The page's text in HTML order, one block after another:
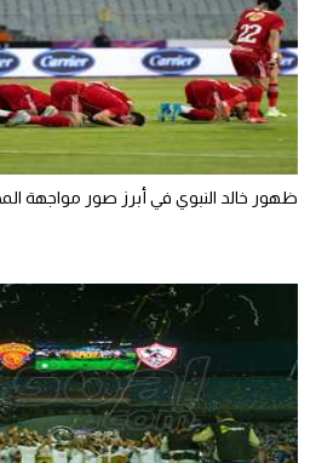
ظهور خالد النبوي في أبرز صور مواجهة